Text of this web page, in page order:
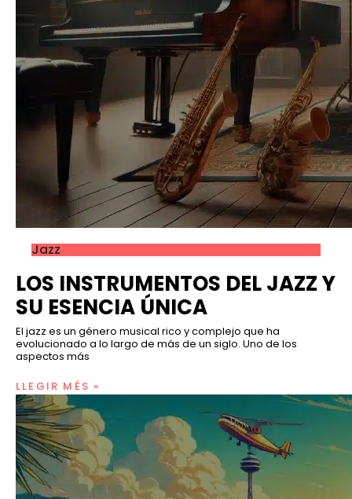
Jazz
LOS INSTRUMENTOS DEL JAZZ Y
SU ESENCIA ÚNICA
El jazz es un género musical rico y complejo que ha
evolucionado a lo largo de más de un siglo. Uno de los
aspectos más
LLEGIR MÉS »